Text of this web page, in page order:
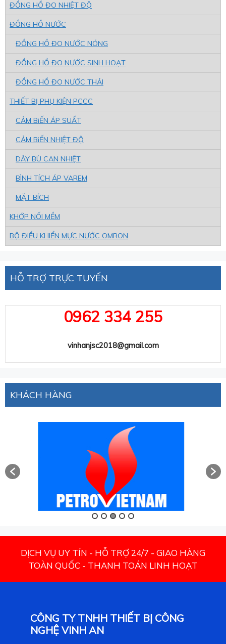
ĐỒNG HỒ ĐO NHIỆT ĐỘ
ĐỒNG HỒ NƯỚC
ĐỒNG HỒ ĐO NƯỚC NÓNG
ĐỒNG HỒ ĐO NƯỚC SINH HOẠT
ĐỒNG HỒ ĐO NƯỚC THẢI
THIẾT BỊ PHỤ KIỆN PCCC
CẢM BiẾN ÁP SUẤT
CẢM BiẾN NHIỆT ĐỘ
DÂY BÙ CAN NHIỆT
BÌNH TÍCH ÁP VAREM
MẶT BÍCH
KHỚP NỐI MỀM
BỘ ĐIỀU KHIỂN MỰC NƯỚC OMRON
HỖ TRỢ TRỰC TUYẾN
0962 334 255
vinhanjsc2018@gmail.com
KHÁCH HÀNG
DỊCH VỤ UY TÍN - HỖ TRỢ 24/7 - GIAO HÀNG
TOÀN QUỐC - THANH TOÁN LINH HOẠT
CÔNG TY TNHH THIẾT BỊ CÔNG
NGHỆ VINH AN